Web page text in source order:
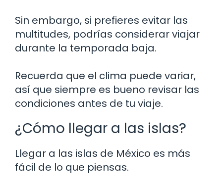
Sin embargo, si prefieres evitar las
multitudes, podrías considerar viajar
durante la temporada baja.
Recuerda que el clima puede variar,
así que siempre es bueno revisar las
condiciones antes de tu viaje.
¿Cómo llegar a las islas?
Llegar a las islas de México es más
fácil de lo que piensas.